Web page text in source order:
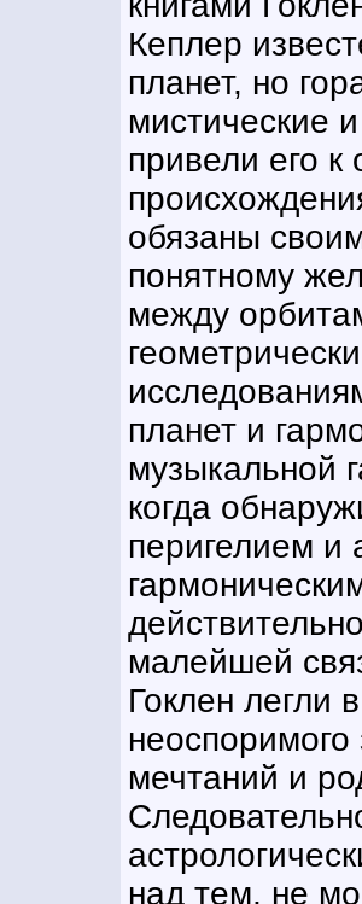
Кеплер
планет, но
мистические
привели его к
обязаны
понятному
между
планет и
музыкальной
когда
перигелием и
малейшей
Гоклен легли
неоспоримого
мечтаний и
над тем, не